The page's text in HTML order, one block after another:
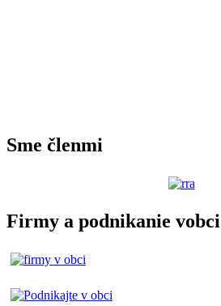
Sme členmi
Firmy a podnikanie vobci